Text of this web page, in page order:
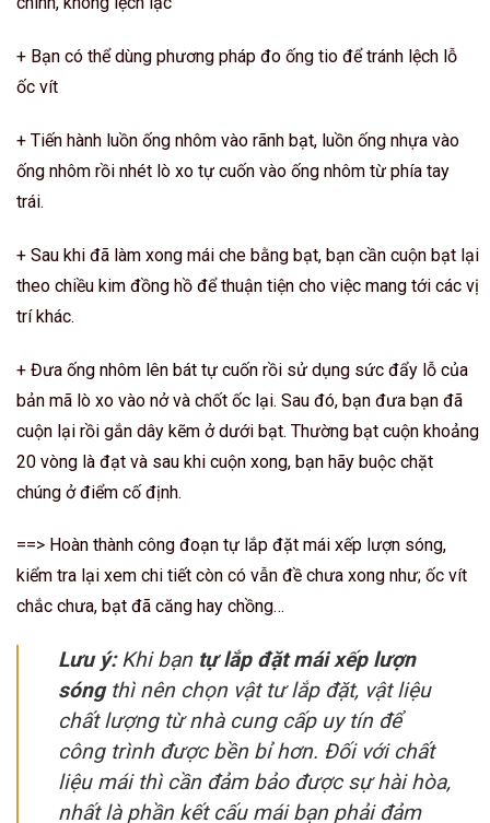
+ Bạn có thể dùng phương pháp đo ống tio để tránh lệch lỗ
ốc vít
+ Tiến hành luồn ống nhôm vào rãnh bạt, luồn ống nhựa vào
ống nhôm rồi nhét lò xo tự cuốn vào ống nhôm từ phía tay
trái.
+ Sau khi đã làm xong mái che bằng bạt, bạn cần cuộn bạt lại
theo chiều kim đồng hồ để thuận tiện cho việc mang tới các vị
trí khác.
+ Đưa ống nhôm lên bát tự cuốn rồi sử dụng sức đẩy lỗ của
bản mã lò xo vào nở và chốt ốc lại. Sau đó, bạn đưa bạn đã
cuộn lại rồi gắn dây kẽm ở dưới bạt. Thường bạt cuộn khoảng
20 vòng là đạt và sau khi cuộn xong, bạn hãy buộc chặt
chúng ở điểm cố định.
==> Hoàn thành công đoạn tự lắp đặt mái xếp lượn sóng,
kiểm tra lại xem chi tiết còn có vẫn đề chưa xong như; ốc vít
chắc chưa, bạt đã căng hay chồng…
Lưu ý:Khi bạn tự lắp đặt mái xếp lượn
sóngthì nên chọn vật tư lắp đặt, vật liệu
chất lượng từ nhà cung cấp uy tín để
công trình được bền bỉ hơn. Đối với chất
liệu mái thì cần đảm bảo được sự hài hòa,
nhất là phần kết cấu mái bạn phải đảm